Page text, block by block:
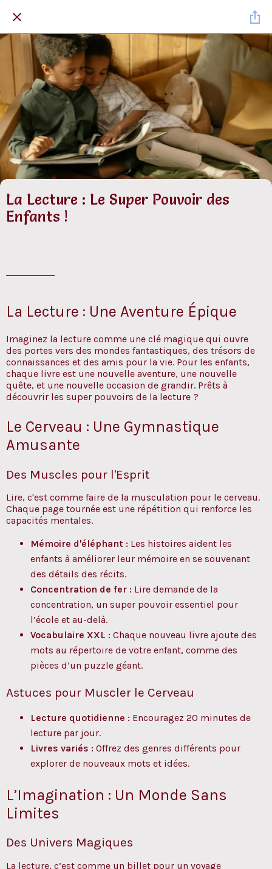
La Lecture : Le Super Pouvoir des
Enfants !
La Lecture : Une Aventure Épique
Imaginez la lecture comme une clé magique qui ouvre
des portes vers des mondes fantastiques, des trésors de
connaissances et des amis pour la vie. Pour les enfants,
chaque livre est une nouvelle aventure, une nouvelle
quête, et une nouvelle occasion de grandir. Prêts à
découvrir les super pouvoirs de la lecture ?
Le Cerveau : Une Gymnastique
Amusante
Des Muscles pour l'Esprit
Lire, c'est comme faire de la musculation pour le cerveau.
Chaque page tournée est une répétition qui renforce les
capacités mentales.
Mémoire d'éléphant : Les histoires aident les
enfants à améliorer leur mémoire en se souvenant
des détails des récits.
Concentration de fer : Lire demande de la
concentration, un super pouvoir essentiel pour
l’école et au-delà.
Vocabulaire XXL : Chaque nouveau livre ajoute des
mots au répertoire de votre enfant, comme des
pièces d’un puzzle géant.
Astuces pour Muscler le Cerveau
Lecture quotidienne : Encouragez 20 minutes de
lecture par jour.
Livres variés : Offrez des genres différents pour
explorer de nouveaux mots et idées.
L’Imagination : Un Monde Sans
Limites
Des Univers Magiques
La lecture, c’est comme un billet pour un voyage